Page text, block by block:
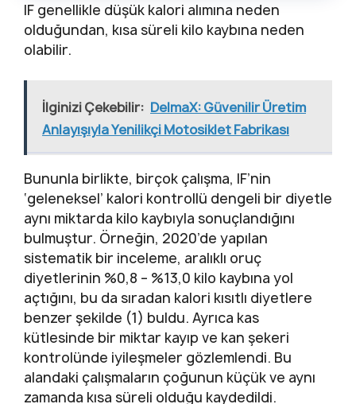
IF genellikle düşük kalori alımına neden
olduğundan, kısa süreli kilo kaybına neden
olabilir.
İlginizi Çekebilir: DelmaX: Güvenilir Üretim
Anlayışıyla Yenilikçi Motosiklet Fabrikası
Bununla birlikte, birçok çalışma, IF’nin
‘geleneksel’ kalori kontrollü dengeli bir diyetle
aynı miktarda kilo kaybıyla sonuçlandığını
bulmuştur. Örneğin, 2020’de yapılan
sistematik bir inceleme, aralıklı oruç
diyetlerinin %0,8 – %13,0 kilo kaybına yol
açtığını, bu da sıradan kalori kısıtlı diyetlere
benzer şekilde (1) buldu. Ayrıca kas
kütlesinde bir miktar kayıp ve kan şekeri
kontrolünde iyileşmeler gözlemlendi. Bu
alandaki çalışmaların çoğunun küçük ve aynı
zamanda kısa süreli olduğu kaydedildi.